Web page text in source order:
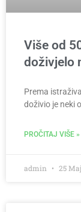
Više od
doživjelo
Prema
doživio je neki
PROČITAJ VIŠE »
admin 25